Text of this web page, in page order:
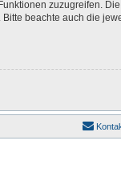
zuzugreifen.
beachte auch die